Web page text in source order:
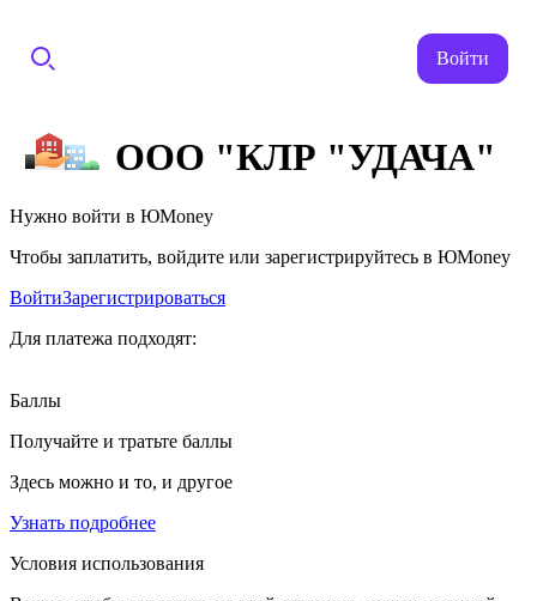
Войти
ООО "КЛР "УДАЧА"
Нужно войти в ЮMoney
Чтобы заплатить, войдите или зарегистрируйтесь в ЮMoney
ВойтиЗарегистрироваться
Для платежа подходят:
Баллы
Получайте и тратьте баллы
Здесь можно и то, и другое
Узнать подробнее
Условия использования